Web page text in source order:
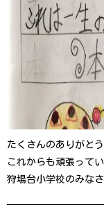
たくさんのありがと
これからも頑張って
狩場台小学校のみな